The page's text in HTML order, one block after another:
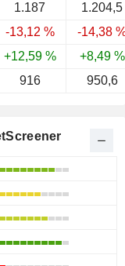
1.187
1.204,5
-13,12 %
-14,38
+12,59 %
+8,49 %
916 950,6